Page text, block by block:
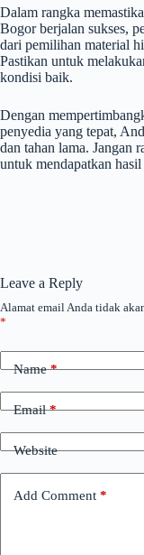
Dalam rangka
Bogor berjalan sukses,
dari pemilihan material
Pastikan untuk
kondisi baik.
Dengan
penyedia yang tepat,
dan tahan lama. Jangan
untuk mendapatkan
Leave a Reply
Alamat email Anda tidak
*
Name*
Email*
Website
Add Comment *